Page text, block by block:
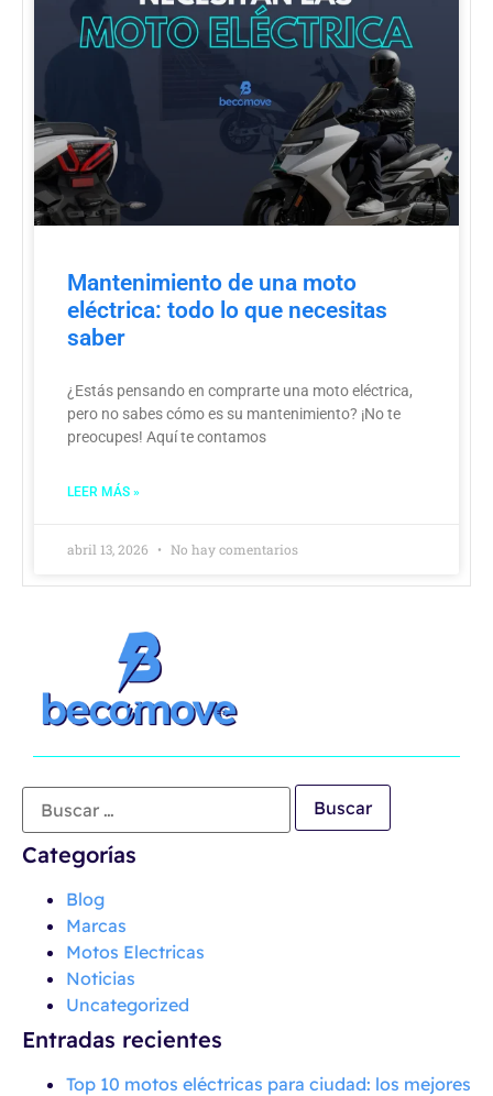
Mantenimiento de una moto
eléctrica: todo lo que necesitas
saber
¿Estás pensando en comprarte una moto eléctrica,
pero no sabes cómo es su mantenimiento? ¡No te
preocupes! Aquí te contamos
LEER MÁS »
abril 13, 2026 No hay comentarios
Categorías
Blog
Marcas
Motos Electricas
Noticias
Uncategorized
Entradas recientes
Top 10 motos eléctricas para ciudad: los mejores